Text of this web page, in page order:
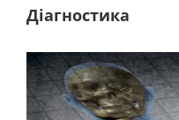
Діагностика